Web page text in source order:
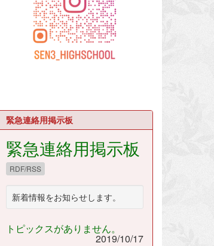
緊急連絡用掲示板
緊急連絡用掲示板
RDF/RSS
新着情報をお知らせします。
トピックスがありません。
2019/10/17